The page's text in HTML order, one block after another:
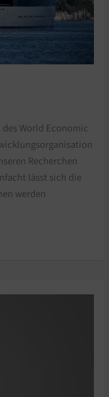
World Economic
Recherchen
lässt sich die
werden